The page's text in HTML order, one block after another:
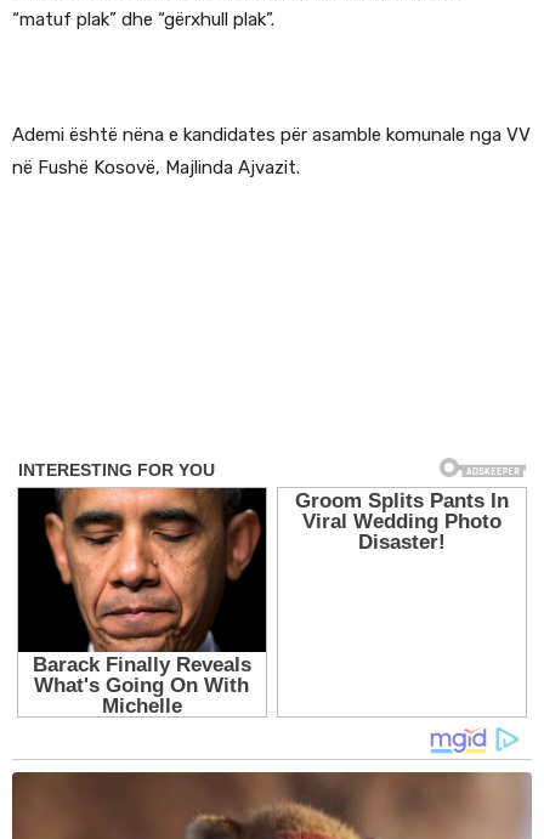
“matuf plak” dhe “gërxhull plak”.
Ademi është nëna e kandidates për asamble komunale nga VV
në Fushë Kosovë, Majlinda Ajvazit.